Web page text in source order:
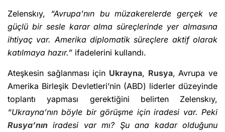
Zelenskıy,
“Avrupa'nın bu müzakerelerde gerçek ve
güçlü bir sesle karar alma süreçlerinde yer almasına
ihtiyaç var. Amerika diplomatik süreçlere aktif olarak
katılmaya hazır.” ifadelerini kullandı.
Ateşkesin sağlanması için Ukrayna, Rusya, Avrupa ve
Amerika Birleşik Devletleri’nin (ABD) liderler düzeyinde
toplantı yapması gerektiğini belirten Zelenskıy,
“Ukrayna’nın böyle bir görüşme için iradesi var. Peki
Rusya’nın iradesi var mı? Şu ana kadar olduğunu